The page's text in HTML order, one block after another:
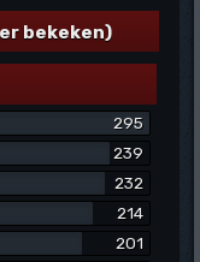
bekeken)
295
239
232
214
201